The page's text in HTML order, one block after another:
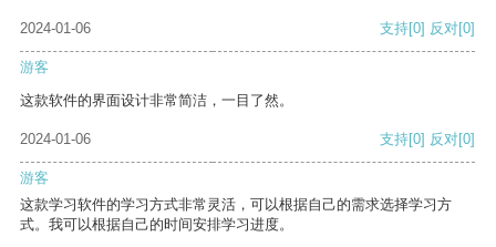
2024-01-06 支持[0] 反对[0]
游客
这款软件的界面设计非常简洁，一目了然。
2024-01-06 支持[0] 反对[0]
游客
这款学习软件的学习方式非常灵活，可以根据自己的需求选择学习方
式。我可以根据自己的时间安排学习进度。